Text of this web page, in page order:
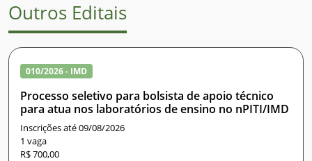
Outros Editais
010/2026 - IMD
Processo seletivo para bolsista de apoio técnico
para atua nos laboratórios de ensino no nPITI/IMD
Inscrições até 09/08/2026
1 vaga
R$ 700,00